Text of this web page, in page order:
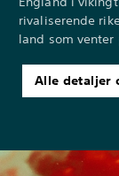
rivaliserende
land som
Alle detaljer